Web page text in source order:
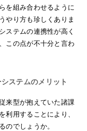
を組み合わせるように
やり方も珍しくありま
ステムの連携性が高く
この点が不十分と言わ
ステムのメリット
来型が抱えていた諸課
利用することにより、
のでしょうか。